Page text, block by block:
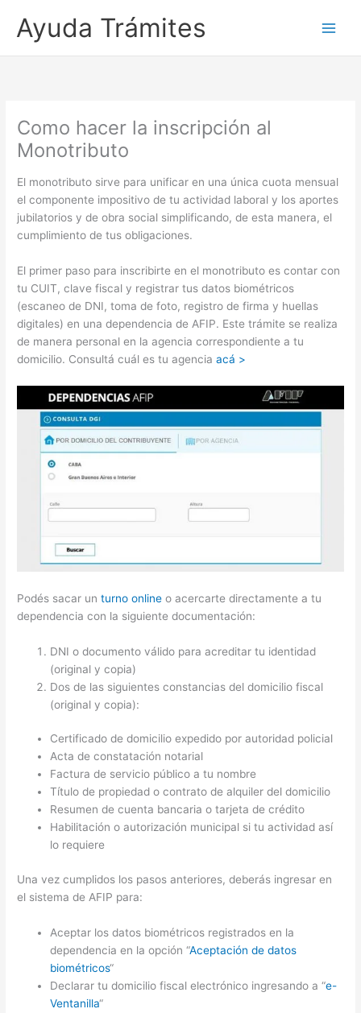
Ayuda Trámites
Como hacer la inscripción al
Monotributo
El monotributo sirve para unificar en una única cuota mensual
el componente impositivo de tu actividad laboral y los aportes
jubilatorios y de obra social simplificando, de esta manera, el
cumplimiento de tus obligaciones.
El primer paso para inscribirte en el monotributo es contar con
tu CUIT, clave fiscal y registrar tus datos biométricos
(escaneo de DNI, toma de foto, registro de firma y huellas
digitales) en una dependencia de AFIP. Este trámite se realiza
de manera personal en la agencia correspondiente a tu
domicilio. Consultá cuál es tu agenciaacá >
Podés sacar unturno online o acercarte directamente a tu
dependencia con la siguiente documentación:
DNI o documento válido para acreditar tu identidad
(original y copia)
Dos de las siguientes constancias del domicilio fiscal
(original y copia):
Certificado de domicilio expedido por autoridad policial
Acta de constatación notarial
Factura de servicio público a tu nombre
Título de propiedad o contrato de alquiler del domicilio
Resumen de cuenta bancaria o tarjeta de crédito
Habilitación o autorización municipal si tu actividad así
lo requiere
Una vez cumplidos los pasos anteriores, deberás ingresar en
el sistema de AFIP para:
Aceptar los datos biométricos registrados en la
dependencia en la opción “Aceptación de datos
biométricos“
Declarar tu domicilio fiscal electrónico ingresando a “e-
Ventanilla“